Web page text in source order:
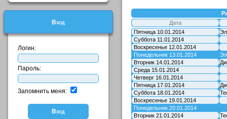
Вход
Логин:
Пароль:
Запомнить меня:
Дата
Пятница 10.01.2014
Суббота 11.01.2014
Воскресенье 12.01.2014
Понедельник 13.01.2014
Вторник 14.01.2014
Среда 15.01.2014
Четверг 16.01.2014
Пятница 17.01.2014
Суббота 18.01.2014
Воскресенье 19.01.2014
Понедельник 20.01.2014
Вторник 21.01.2014